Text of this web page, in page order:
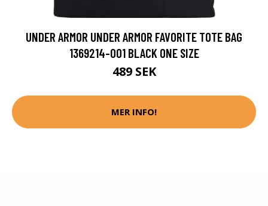
UNDER ARMOR UNDER ARMOR FAVORITE TOTE BAG
1369214-001 BLACK ONE SIZE
489 SEK
MER INFO!